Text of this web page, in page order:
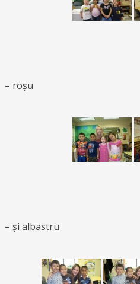
– roșu
– și albastru